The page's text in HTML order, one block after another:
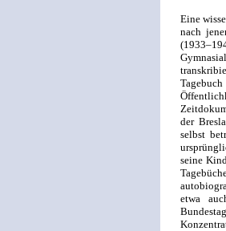
Eine
nach
der
selbst
seine
etwa